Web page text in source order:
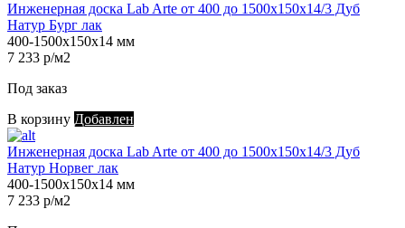
Инженерная доска Lab Arte от 400 до 1500х150х14/3 Дуб
Натур Бург лак
400-1500х150х14 мм
7 233 р/м2
Под заказ
В корзину Добавлен
Инженерная доска Lab Arte от 400 до 1500х150х14/3 Дуб
Натур Норвег лак
400-1500х150х14 мм
7 233 р/м2